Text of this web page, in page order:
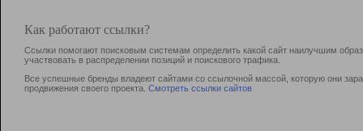
Как работают ссылки?
Ссылки помогают поисковым системам определить какой сайт наилучшим
участвовать в раcпределении позиций и поискового трафика.
Все успешные бренды владеют сайтами со ссылочной массой, которую они
продвижения своего проекта. Смотреть ссылки сайтов